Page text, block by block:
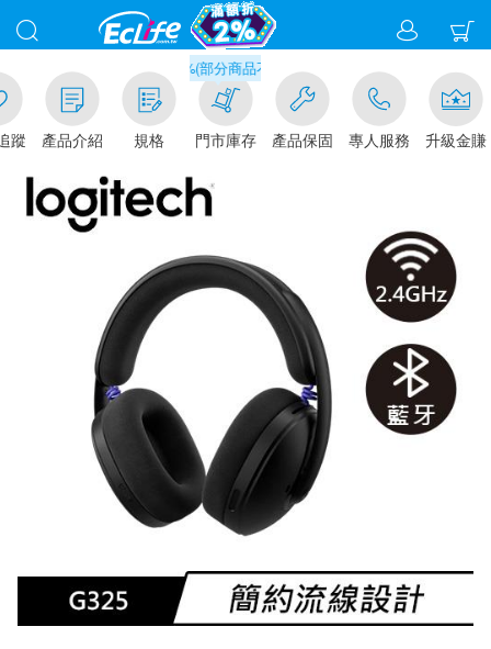
蹤 產品介紹 規格
滿千元門市取貨現折1%(部分商品不適用)-請點我看
門市庫存 產品保固 專人服務 升級金賺